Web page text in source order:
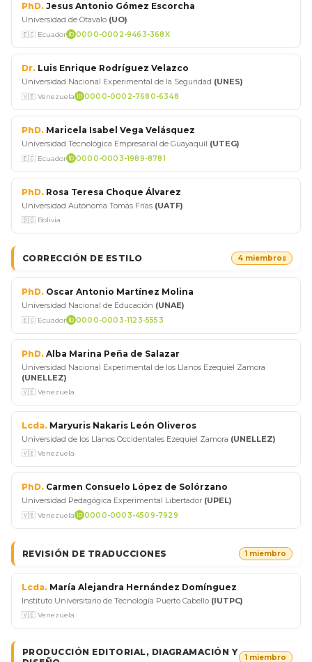
PhD. Jesus Antonio Gómez Escorcha
Universidad de Otavalo (UO)
🇪🇨 Ecuador 0000-0002-9463-368X
Dr. Luis Enrique Rodríguez Velazco
Universidad Nacional Experimental de la Seguridad (UNES)
🇻🇪 Venezuela 0000-0002-7680-6348
PhD. Maricela Isabel Vega Velásquez
Universidad Tecnológica Empresarial de Guayaquil (UTEG)
🇪🇨 Ecuador 0000-0003-1989-8781
PhD. Rosa Teresa Choque Álvarez
Universidad Autónoma Tomás Frías (UATF)
🇧🇴 Bolivia
CORRECCIÓN DE ESTILO 4 miembros
PhD. Oscar Antonio Martínez Molina
Universidad Nacional de Educación (UNAE)
🇪🇨 Ecuador 0000-0003-1123-5553
PhD. Alba Marina Peña de Salazar
Universidad Nacional Experimental de los Llanos Ezequiel Zamora
(UNELLEZ)
🇻🇪 Venezuela
Lcda. Maryuris Nakaris León Oliveros
Universidad de los Llanos Occidentales Ezequiel Zamora (UNELLEZ)
🇻🇪 Venezuela
PhD. Carmen Consuelo López de Solórzano
Universidad Pedagógica Experimental Libertador (UPEL)
🇻🇪 Venezuela 0000-0003-4509-7929
REVISIÓN DE TRADUCCIONES 1 miembro
Lcda. María Alejandra Hernández Domínguez
Instituto Universitario de Tecnología Puerto Cabello (IUTPC)
🇻🇪 Venezuela
PRODUCCIÓN EDITORIAL, DIAGRAMACIÓN Y
1 miembro